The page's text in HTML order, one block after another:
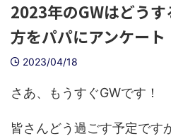
2023年のGWはどう
方をパパにアンケート
2023/04/18
さあ、もうすぐGWです！
皆さんどう過ごす予定です